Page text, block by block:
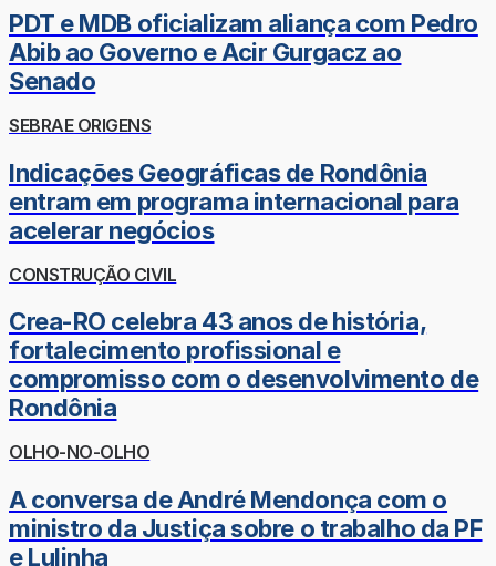
PDT e MDB oficializam aliança com Pedro
Abib ao Governo e Acir Gurgacz ao
Senado
SEBRAE ORIGENS
Indicações Geográficas de Rondônia
entram em programa internacional para
acelerar negócios
CONSTRUÇÃO CIVIL
Crea-RO celebra 43 anos de história,
fortalecimento profissional e
compromisso com o desenvolvimento de
Rondônia
OLHO-NO-OLHO
A conversa de André Mendonça com o
ministro da Justiça sobre o trabalho da PF
e Lulinha